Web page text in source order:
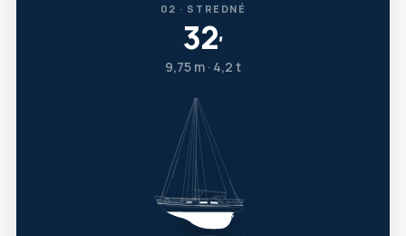
02 · STREDNÉ
32′
9,75 m · 4,2 t